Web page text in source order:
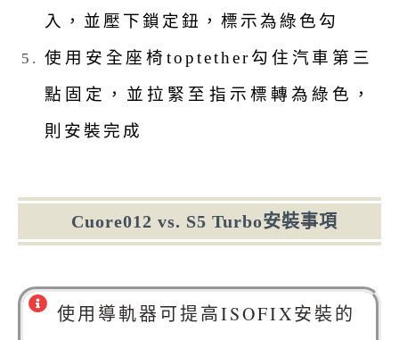
入，並壓下鎖定鈕，標示為綠色勾
使用安全座椅toptether勾住汽車第三
點固定，並拉緊至指示標轉為綠色，
則安裝完成
Cuore012 vs. S5 Turbo安裝事項
使用導軌器可提高ISOFIX安裝的